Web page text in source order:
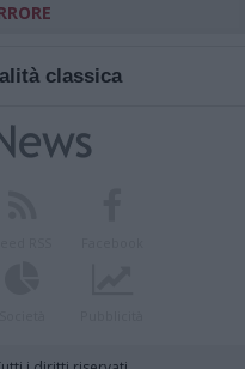
classica